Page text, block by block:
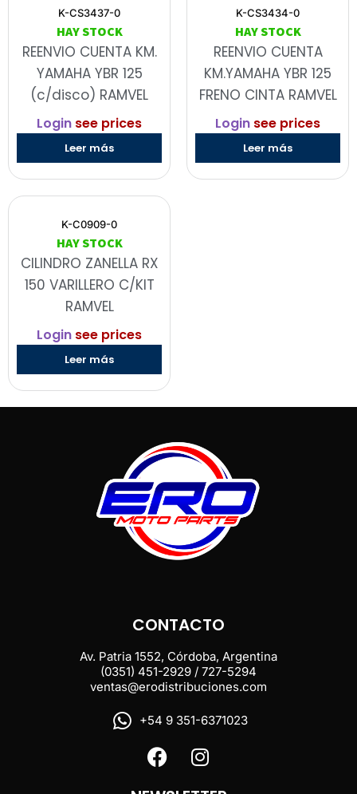
K-CS3437-0
HAY STOCK
REENVIO CUENTA KM.
YAMAHA YBR 125
(c/disco) RAMVEL
Login see prices
Leer más
K-CS3434-0
HAY STOCK
REENVIO CUENTA
KM.YAMAHA YBR 125
FRENO CINTA RAMVEL
Login see prices
Leer más
K-C0909-0
HAY STOCK
CILINDRO ZANELLA RX
150 VARILLERO C/KIT
RAMVEL
Login see prices
Leer más
CONTACTO
Av. Patria 1552, Córdoba, Argentina
(0351) 451-2929 / 727-5294
ventas@erodistribuciones.com
+54 9 351-6371023